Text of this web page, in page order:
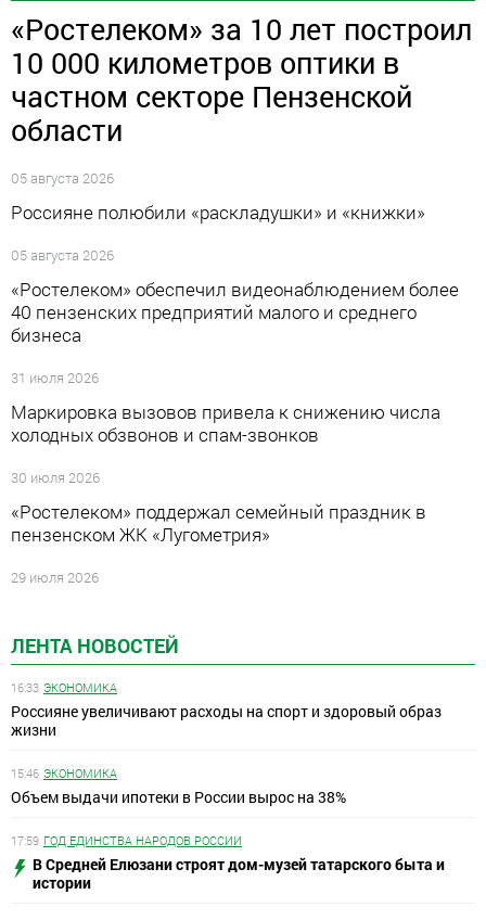
ЛЕНТА НОВОСТЕЙ
16:33 ЭКОНОМИКА
Россияне увеличивают расходы на спорт и здоровый образ
жизни
15:46 ЭКОНОМИКА
Объем выдачи ипотеки в России вырос на 38%
17:59 ГОД ЕДИНСТВА НАРОДОВ РОССИИ
В Средней Елюзани строят дом-музей татарского быта и
истории
«Ростелеком» за 10 лет построил
10 000 километров оптики в
частном секторе Пензенской
области
05 августа 2026
Россияне полюбили «раскладушки» и «книжки»
05 августа 2026
«Ростелеком» обеспечил видеонаблюдением более
40 пензенских предприятий малого и среднего
бизнеса
31 июля 2026
Маркировка вызовов привела к снижению числа
холодных обзвонов и спам-звонков
30 июля 2026
«Ростелеком» поддержал семейный праздник в
пензенском ЖК «Лугометрия»
29 июля 2026